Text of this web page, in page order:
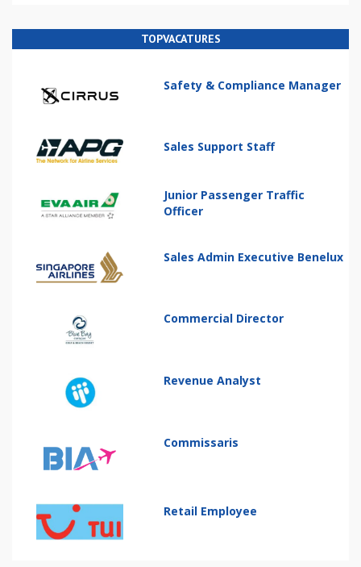
TOPVACATURES
Safety & Compliance Manager
Sales Support Staff
Junior Passenger Traffic
Officer
Sales Admin Executive Benelux
Commercial Director
Revenue Analyst
Commissaris
Retail Employee